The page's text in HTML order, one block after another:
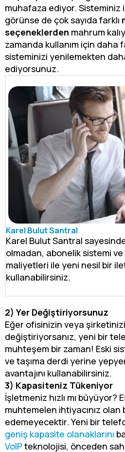
muhafaza ediyor. Sisteminiz
görünse de çok sayıda farklı
seçeneklerden mahrum
zamanda kullanım için daha
sisteminizi yenilemekten
ediyorsunuz.
Karel Bulut Santral
Karel Bulut Santral
olmadan, abonelik sistemi
maliyetleri ile yeni nesil bir
kullanabilirsiniz.
2) Yer Değiştiriyorsunuz
Eğer ofisinizin veya
değiştiriyorsanız, yeni bir
muhteşem bir zaman! Eski
ve taşıma derdi yerine
avantajını kullanabilirsiniz.
3) Kapasiteniz Tükeniyor
İşletmeniz hızlı mı büyüyor?
muhtemelen ihtiyacınız olan
edemeyecektir. Yeni bir
geniş kapasite olanaklarını
VoIP teknolojisi, önceden